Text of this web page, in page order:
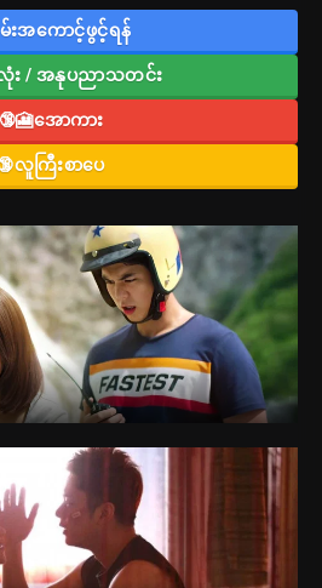
မ်းအကောင့်ဖွင့်ရန်
း / အနုပညာသတင်း
🔞🎦အောကား
လူကြီးစာပေ